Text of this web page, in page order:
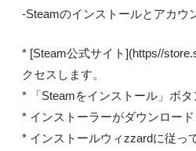
-Steamのインストールとアカウ
* [Steam公式サイト](https//
クセスします。
* 「Steamをインストール」ボタ
* インストーラーがダウンロード
* インストールウィzzardに従っ